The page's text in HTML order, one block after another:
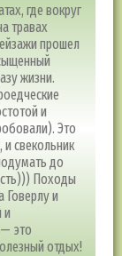
где вокруг
травах
прошел
жизни.
и
Это
свекольник
до
Походы
Говерлу и
и
это
отдых!